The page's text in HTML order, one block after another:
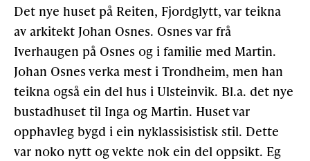
Det nye huset på Reiten, Fjordglytt, var teikna
av arkitekt Johan Osnes. Osnes var frå
Iverhaugen på Osnes og i familie med Martin.
Johan Osnes verka mest i Trondheim, men han
teikna også ein del hus i Ulsteinvik. Bl.a. det nye
bustadhuset til Inga og Martin. Huset var
opphavleg bygd i ein nyklassisistisk stil. Dette
var noko nytt og vekte nok ein del oppsikt. Eg